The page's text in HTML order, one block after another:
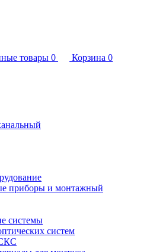
товары 0 Корзина 0
приборы и монтажный
системы
систем